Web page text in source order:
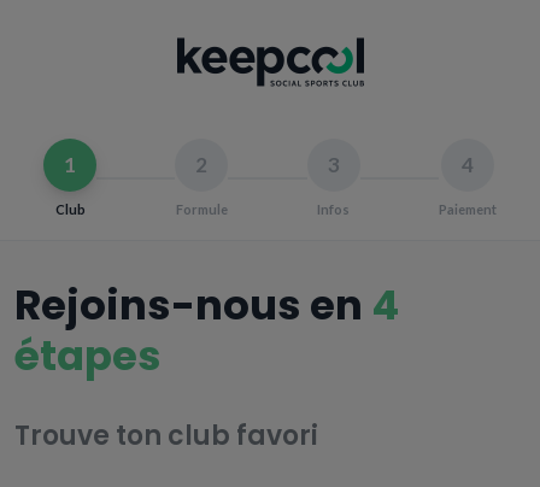
1
Club
2
Formule
3
Infos
4
Paiement
Rejoins-nous en 4
étapes
Trouve ton club favori